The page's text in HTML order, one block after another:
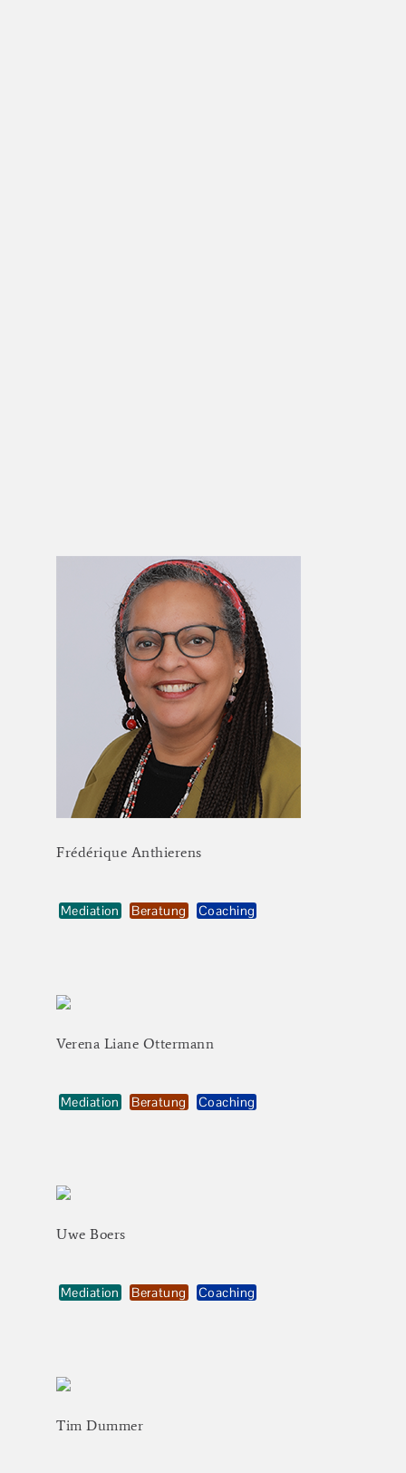
Frédérique Anthierens
Mediation Beratung Coaching
Verena Liane Ottermann
Mediation Beratung Coaching
Uwe Boers
Mediation Beratung Coaching
Tim Dummer